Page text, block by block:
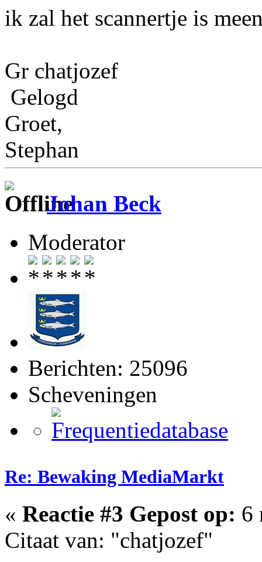
ik zal het scannertje is
Gr chatjozef
Gelogd
Groet,
Stephan
Johan Beck
Moderator
Berichten: 25096
Scheveningen
Re: Bewaking MediaMarkt
« Reactie #3 Gepost op: 6
Citaat van: "chatjozef"